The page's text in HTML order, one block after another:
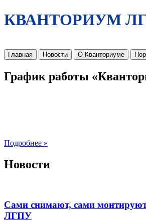
КВАНТОРИУМ
Главная Новости О Кванториуме
График работы
Подробнее »
Новости
Сами снимают, сами
ЛГПУ​